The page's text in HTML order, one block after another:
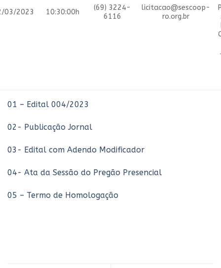
03/2023 10:30:00h
(69) 3224-
6116
licitacao@sescoop-
ro.org.br
01 – Edital 004/2023
02- Publicação Jornal
03- Edital com Adendo Modificador
04- Ata da Sessão do Pregão Presencial
05 – Termo de Homologação